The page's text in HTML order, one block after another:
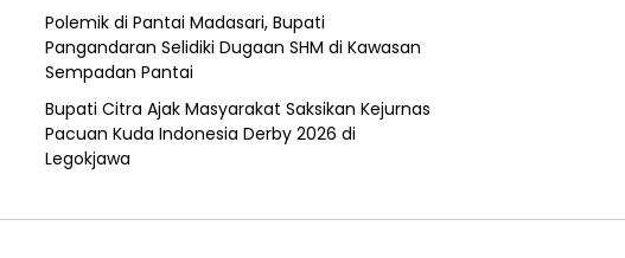
Polemik di Pantai Madasari, Bupati
Pangandaran Selidiki Dugaan SHM di Kawasan
Sempadan Pantai
Bupati Citra Ajak Masyarakat Saksikan Kejurnas
Pacuan Kuda Indonesia Derby 2026 di
Legokjawa